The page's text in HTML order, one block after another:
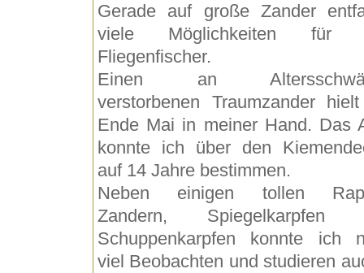
Gerade auf große Zander
viele Möglichkeiten für
Fliegenfischer.
Einen an
verstorbenen Traumzander
Ende Mai in meiner Hand. Das
konnte ich über den
auf 14 Jahre bestimmen.
Neben einigen tollen
Zandern, Spiegelkarpfen
Schuppenkarpfen konnte ich
viel Beobachten und studieren